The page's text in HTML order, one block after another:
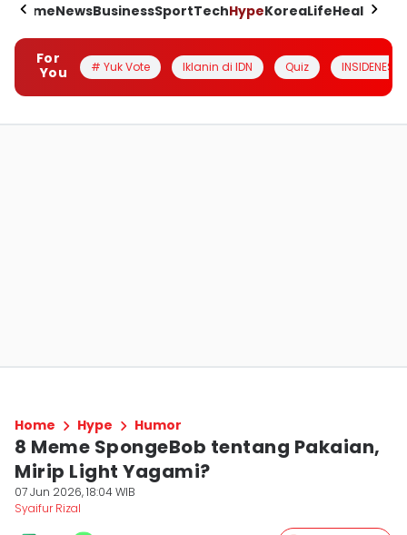
HomeNewsBusinessSportTechHypeKoreaLifeHealth
For
You
# Yuk Vote Iklanin di IDN Quiz INSIDENESIA
Home Hype Humor
8 Meme SpongeBob tentang Pakaian,
Mirip Light Yagami?
07 Jun 2026, 18:04 WIB
Syaifur Rizal